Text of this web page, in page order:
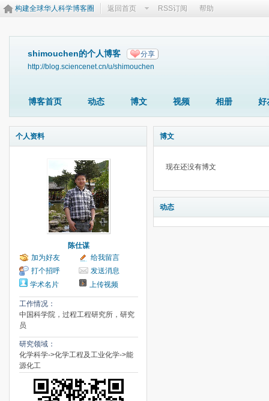
构建全球华人科学博客圈 返回首页 RSS订阅 帮助
shimouchen的个人博客 分享
http://blog.sciencenet.cn/u/shimouchen
博客首页 动态 博文 视频 相册 好
个人资料
陈仕谋
加为好友
给我留言
打个招呼
发送消息
学术名片
上传视频
工作情况：
中国科学院，过程工程研究所，研究
员
研究领域：
化学科学->化学工程及工业化学->能
源化工
博文
现在还没有博文
动态